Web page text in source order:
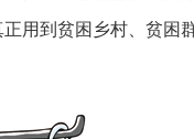
正用到贫困乡村、贫困